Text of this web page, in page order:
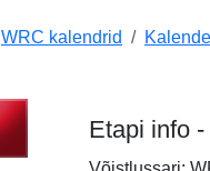
WRC kalendrid
Etapi info